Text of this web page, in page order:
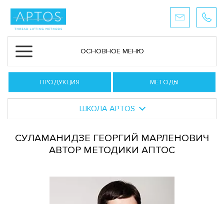
ОСНОВНОЕ МЕНЮ
ПРОДУКЦИЯ МЕТОДЫ
ШКОЛА APTOS
СУЛАМАНИДЗЕ ГЕОРГИЙ МАРЛЕНОВИЧ
АВТОР МЕТОДИКИ АПТОС